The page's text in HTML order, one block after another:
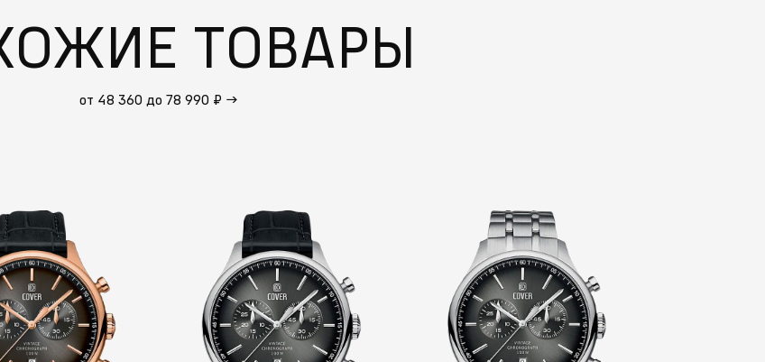
ТОВАРЫ
от 48 360 до 78 990 ₽ →